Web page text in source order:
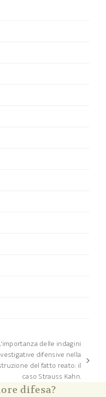
delle indagini
difensive nella
del fatto reato: il
caso Strauss Kahn.
difesa?